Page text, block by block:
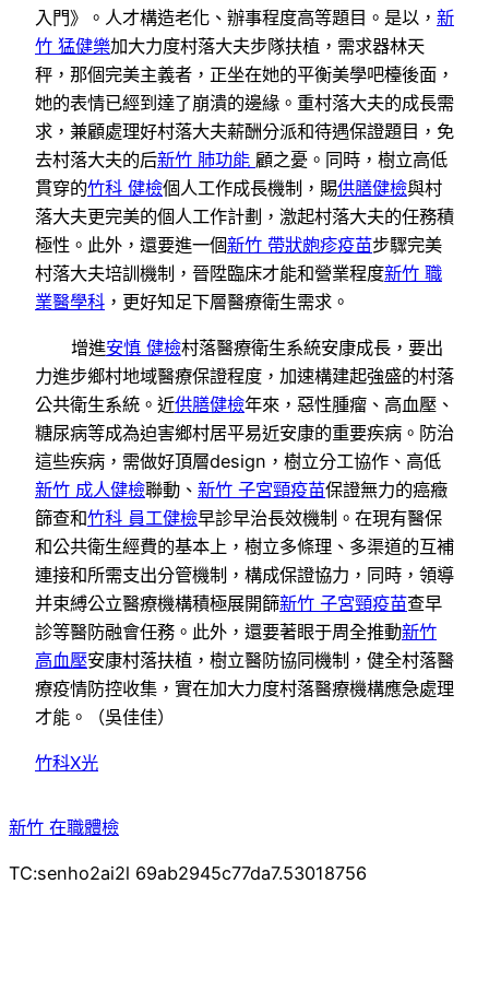
入門》。人才構造老化、辦事程度高等題目。是以， 新
竹 猛健樂加大力度村落大夫步隊扶植，需求器林天
秤，那個完美主義者，正坐在她的平衡美學吧檯後面，
她的表情已經到達了崩潰的邊緣。重村落大夫的成長需
求，兼顧處理好村落大夫薪酬分派和待遇保證題目，免
去村落大夫的后新竹 肺功能 顧之憂。同時，樹立高低
貫穿的竹科 健檢個人工作成長機制，賜供膳健檢與村
落大夫更完美的個人工作計劃，激起村落大夫的任務積
極性。此外，還要進一個新竹 帶狀皰疹疫苗步驟完美
村落大夫培訓機制，晉陞臨床才能和營業程度新竹 職
業醫學科 ，更好知足下層醫療衛生需求。
增進安慎 健檢村落醫療衛生系統安康成長，要出
力進步鄉村地域醫療保證程度，加速構建起強盛的村落
公共衛生系統。近供膳健檢年來，惡性腫瘤、高血壓、
糖尿病等成為迫害鄉村居平易近安康的重要疾病。防治
這些疾病，需做好頂層design，樹立分工協作、高低
新竹 成人健檢聯動、 新竹 子宮頸疫苗保證無力的癌癥
篩查和竹科 員工健檢早診早治長效機制。在現有醫保
和公共衛生經費的基本上，樹立多條理、多渠道的互補
連接和所需支出分管機制，構成保證協力，同時，領導
并束縛公立醫療機構積極展開篩新竹 子宮頸疫苗查早
診等醫防融會任務。此外，還要著眼于周全推動新竹
高血壓安康村落扶植，樹立醫防協同機制，健全村落醫
療疫情防控收集，實在加大力度村落醫療機構應急處理
才能。（吳佳佳）
竹科X光
新竹 在職體檢
TC:senho2ai2l 69ab2945c77da7.53018756